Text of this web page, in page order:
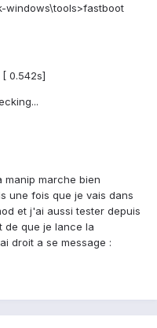
windows\tools>fastboot
[ 0.542s]
manip marche bien
une fois que je vais dans
et j'ai aussi tester depuis
de que je lance la
droit a se message :